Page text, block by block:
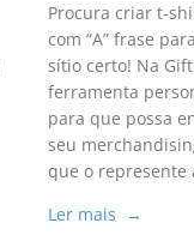
Procura criar t-
com “A” frase
sítio certo! Na
ferramenta
para que possa
seu
que o represente
Ler mais →